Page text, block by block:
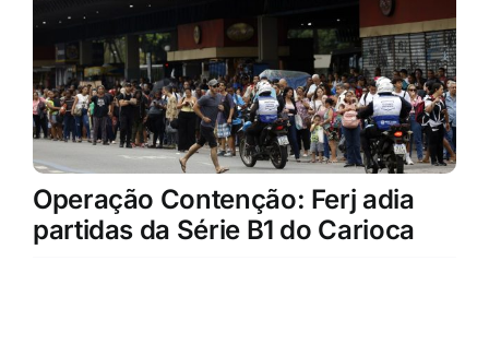
Operação Contenção: Ferj adia
partidas da Série B1 do Carioca